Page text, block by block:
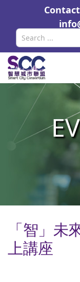
「智」未
上講座